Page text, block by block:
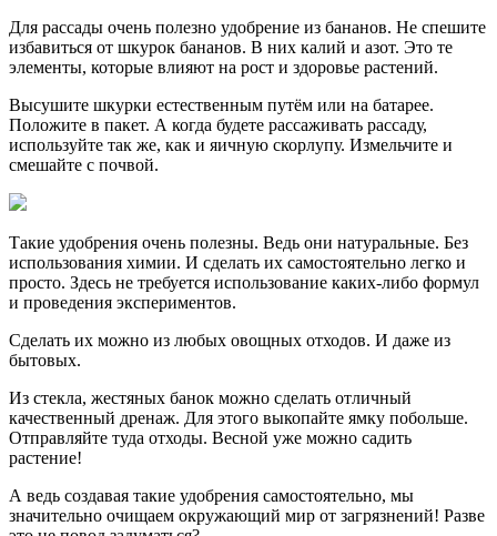
Для рассады очень полезно удобрение из бананов. Не спешите
избавиться от шкурок бананов. В них калий и азот. Это те
элементы, которые влияют на рост и здоровье растений.
Высушите шкурки естественным путём или на батарее.
Положите в пакет. А когда будете рассаживать рассаду,
используйте так же, как и яичную скорлупу. Измельчите и
смешайте с почвой.
Такие удобрения очень полезны. Ведь они натуральные. Без
использования химии. И сделать их самостоятельно легко и
просто. Здесь не требуется использование каких-либо формул
и проведения экспериментов.
Сделать их можно из любых овощных отходов. И даже из
бытовых.
Из стекла, жестяных банок можно сделать отличный
качественный дренаж. Для этого выкопайте ямку побольше.
Отправляйте туда отходы. Весной уже можно садить
растение!
А ведь создавая такие удобрения самостоятельно, мы
значительно очищаем окружающий мир от загрязнений! Разве